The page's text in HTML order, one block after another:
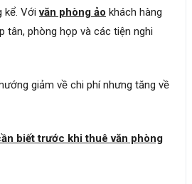
kể. Vớivăn phòng ảo khách hàng
phòng họp và các tiện nghi
giảm về chi phí nhưng tăng về
biết trước khi thuê văn phòng